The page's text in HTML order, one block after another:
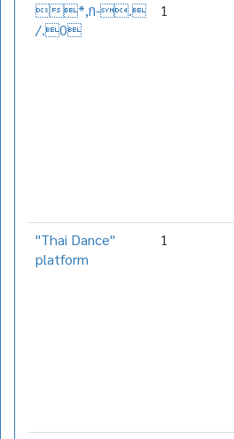
*,ก-.
/.0
1
"Thai Dance"
platform
1